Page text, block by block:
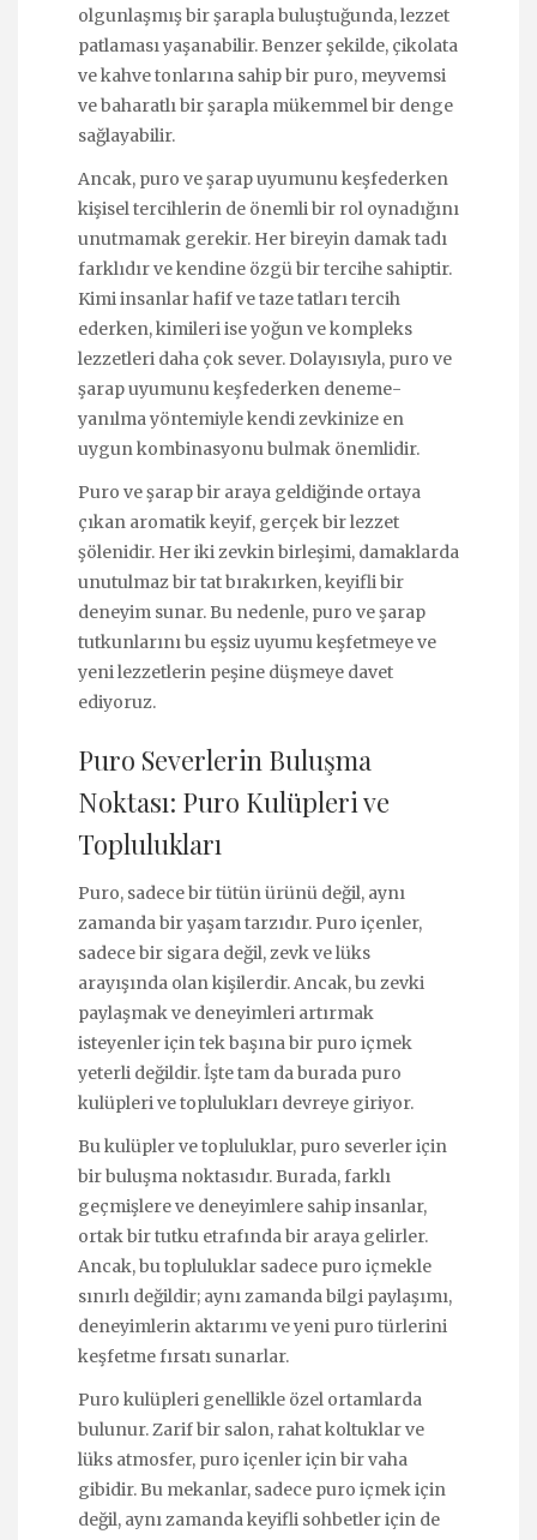
olgunlaşmış bir şarapla buluştuğunda, lezzet
patlaması yaşanabilir. Benzer şekilde, çikolata
ve kahve tonlarına sahip bir puro, meyvemsi
ve baharatlı bir şarapla mükemmel bir denge
sağlayabilir.
Ancak, puro ve şarap uyumunu keşfederken
kişisel tercihlerin de önemli bir rol oynadığını
unutmamak gerekir. Her bireyin damak tadı
farklıdır ve kendine özgü bir tercihe sahiptir.
Kimi insanlar hafif ve taze tatları tercih
ederken, kimileri ise yoğun ve kompleks
lezzetleri daha çok sever. Dolayısıyla, puro ve
şarap uyumunu keşfederken deneme-
yanılma yöntemiyle kendi zevkinize en
uygun kombinasyonu bulmak önemlidir.
Puro ve şarap bir araya geldiğinde ortaya
çıkan aromatik keyif, gerçek bir lezzet
şölenidir. Her iki zevkin birleşimi, damaklarda
unutulmaz bir tat bırakırken, keyifli bir
deneyim sunar. Bu nedenle, puro ve şarap
tutkunlarını bu eşsiz uyumu keşfetmeye ve
yeni lezzetlerin peşine düşmeye davet
ediyoruz.
Puro Severlerin Buluşma
Noktası: Puro Kulüpleri ve
Toplulukları
Puro, sadece bir tütün ürünü değil, aynı
zamanda bir yaşam tarzıdır. Puro içenler,
sadece bir sigara değil, zevk ve lüks
arayışında olan kişilerdir. Ancak, bu zevki
paylaşmak ve deneyimleri artırmak
isteyenler için tek başına bir puro içmek
yeterli değildir. İşte tam da burada puro
kulüpleri ve toplulukları devreye giriyor.
Bu kulüpler ve topluluklar, puro severler için
bir buluşma noktasıdır. Burada, farklı
geçmişlere ve deneyimlere sahip insanlar,
ortak bir tutku etrafında bir araya gelirler.
Ancak, bu topluluklar sadece puro içmekle
sınırlı değildir; aynı zamanda bilgi paylaşımı,
deneyimlerin aktarımı ve yeni puro türlerini
keşfetme fırsatı sunarlar.
Puro kulüpleri genellikle özel ortamlarda
bulunur. Zarif bir salon, rahat koltuklar ve
lüks atmosfer, puro içenler için bir vaha
gibidir. Bu mekanlar, sadece puro içmek için
değil, aynı zamanda keyifli sohbetler için de